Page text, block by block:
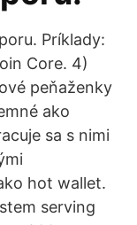
Príklady:
Core. 4)
peňaženky
ako
sa s nimi
hot wallet.
serving